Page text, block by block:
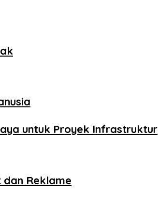
untuk Proyek Infrastruktur
dan Reklame